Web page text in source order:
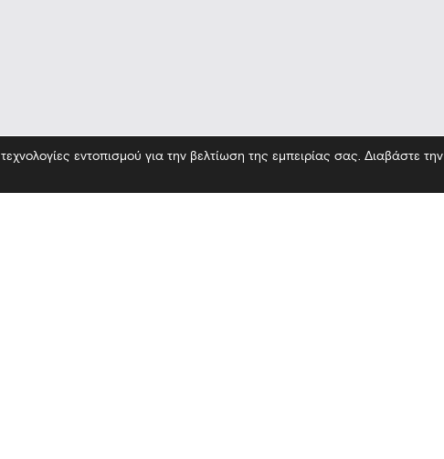
εντοπισμού για την βελτίωση της εμπειρίας σας. Διαβάστε την